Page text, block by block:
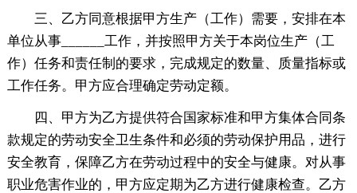
三、乙方同意根据甲方生产（工作）需要，安排在本
单位从事______工作，并按照甲方关于本岗位生产（工
作）任务和责任制的要求，完成规定的数量、质量指标或
工作任务。甲方应合理确定劳动定额。
四、甲方为乙方提供符合国家标准和甲方集体合同条
款规定的劳动安全卫生条件和必须的劳动保护用品，进行
安全教育，保障乙方在劳动过程中的安全与健康。对从事
职业危害作业的，甲方应定期为乙方进行健康检查。乙方